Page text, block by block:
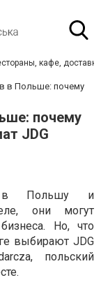
кафе,
в Польше: почему
почему
JDG
в Польшу и
они могут
Но, что
выбирают JDG
польский